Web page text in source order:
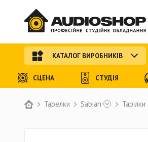
Тарелки Sabian
КАТАЛОГ ВИРОБНИКІВ
СЦЕНА СТУДІЯ